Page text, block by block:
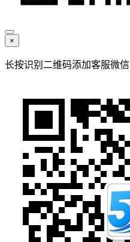
×
长按识别二维码添加客服微信